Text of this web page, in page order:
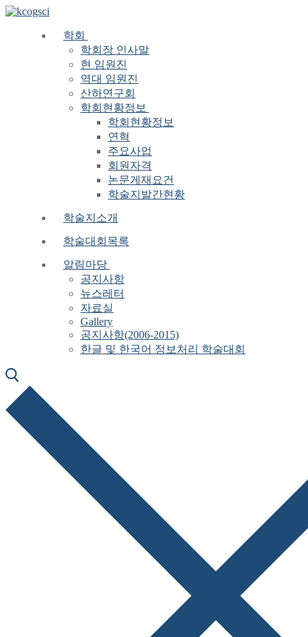
Skip
Menu
Close
학회
학회장 인사말
현 임원진
역대 임원진
산하연구회
학회현황정보
학회현황정보
연혁
주요사업
회원자격
논문게재요건
학술지발간현황
학술지소개
학술대회목록
알림마당
공지사항
뉴스레터
자료실
Gallery
공지사항(2006-2015)
한글 및 한국어 정보처리 학술대회